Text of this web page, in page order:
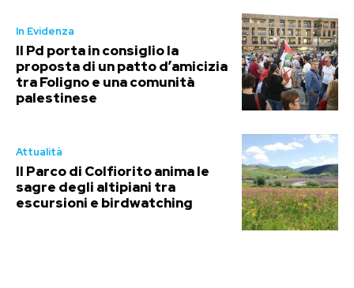
In Evidenza
Il Pd porta in consiglio la
proposta di un patto d’amicizia
tra Foligno e una comunità
palestinese
Attualità
Il Parco di Colfiorito anima le
sagre degli altipiani tra
escursioni e birdwatching